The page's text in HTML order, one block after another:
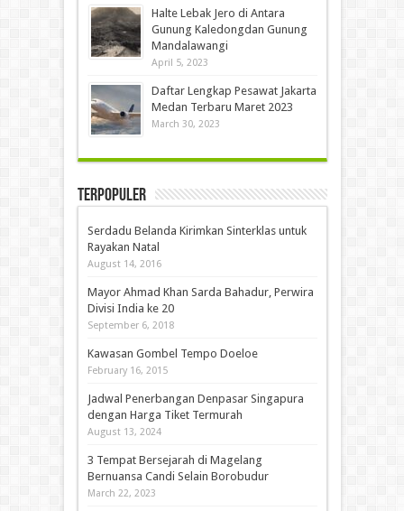
Halte Lebak Jero di Antara
Gunung Kaledongdan Gunung
Mandalawangi
April 5, 2023
Daftar Lengkap Pesawat Jakarta
Medan Terbaru Maret 2023
March 30, 2023
Terpopuler
Serdadu Belanda Kirimkan Sinterklas untuk
Rayakan Natal
August 14, 2016
Mayor Ahmad Khan Sarda Bahadur, Perwira
Divisi India ke 20
September 6, 2018
Kawasan Gombel Tempo Doeloe
February 16, 2015
Jadwal Penerbangan Denpasar Singapura
dengan Harga Tiket Termurah
August 13, 2024
3 Tempat Bersejarah di Magelang
Bernuansa Candi Selain Borobudur
March 22, 2023